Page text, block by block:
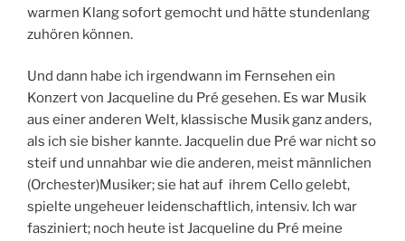
warmen Klang sofort gemocht und hätte stundenlang
zuhören können.
Und dann habe ich irgendwann im Fernsehen ein
Konzert von Jacqueline du Pré gesehen. Es war Musik
aus einer anderen Welt, klassische Musik ganz anders,
als ich sie bisher kannte. Jacquelin due Pré war nicht so
steif und unnahbar wie die anderen, meist männlichen
(Orchester)Musiker; sie hat auf ihrem Cello gelebt,
spielte ungeheuer leidenschaftlich, intensiv. Ich war
fasziniert; noch heute ist Jacqueline du Pré meine